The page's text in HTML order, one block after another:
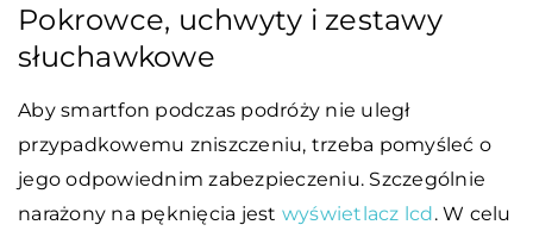
Pokrowce, uchwyty i zestawy
słuchawkowe
Aby smartfon podczas podróży nie uległ
przypadkowemu zniszczeniu, trzeba pomyśleć o
jego odpowiednim zabezpieczeniu. Szczególnie
narażony na pęknięcia jest wyświetlacz lcd. W celu